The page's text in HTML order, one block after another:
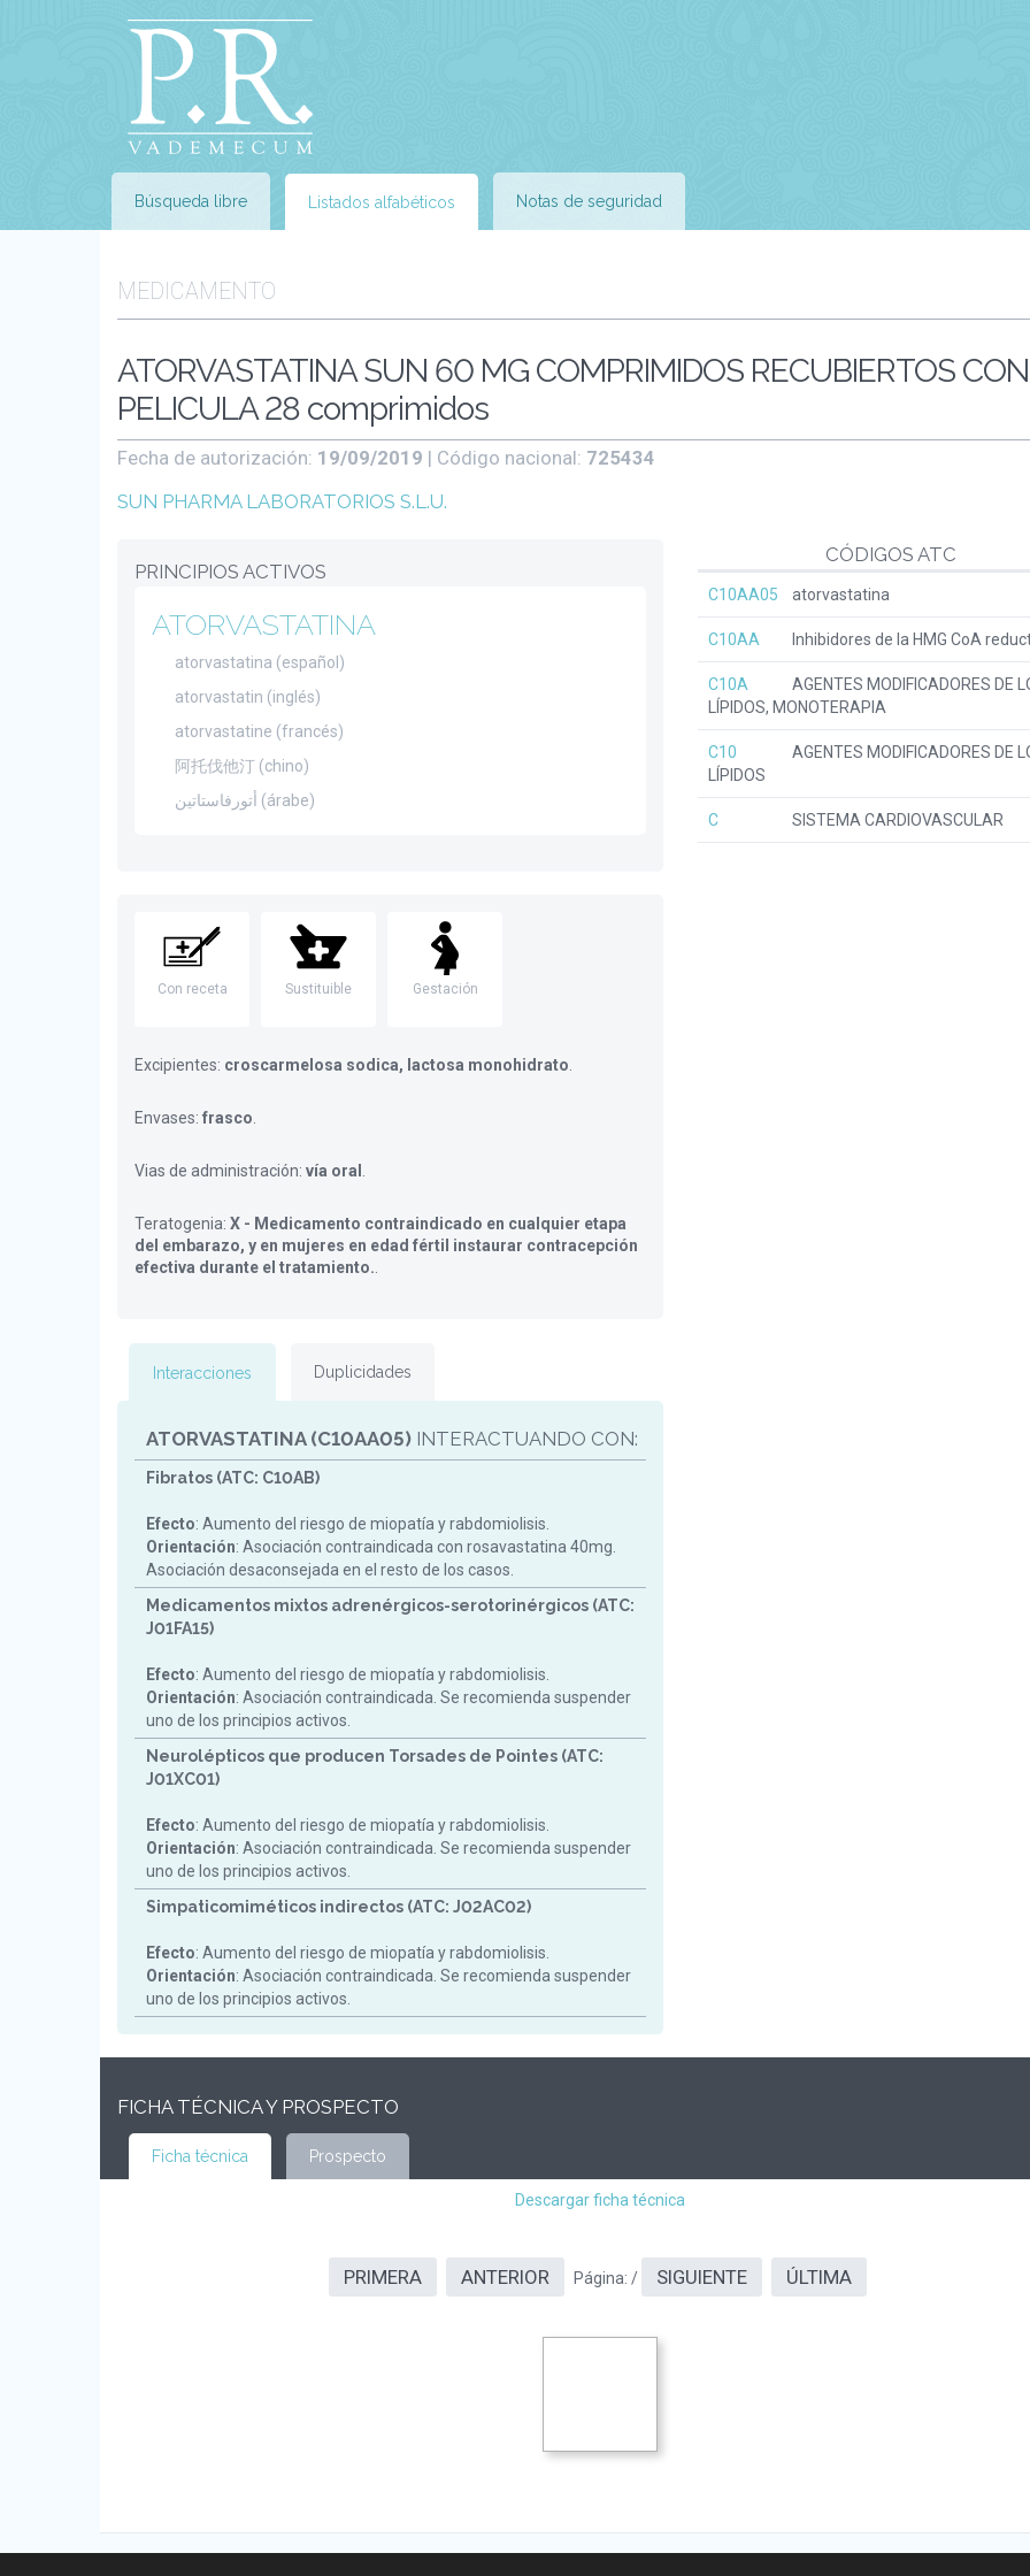
Búsqueda libre Listados alfabéticos Notas de seguridad
MEDICAMENTO
ATORVASTATINA SUN 60 MG COMPRIMIDOS RECUBIERTOS CON
PELICULA 28 comprimidos
Fecha de autorización: 19/09/2019 | Código nacional: 725434
SUN PHARMA LABORATORIOS S.L.U.
CÓDIGOS ATC
C10AA05 atorvastatina
C10AA Inhibidores de la HMG CoA
C10A
AGENTES MODIFICADORES DE
LÍPIDOS, MONOTERAPIA
C10
AGENTES MODIFICADORES DE
LÍPIDOS
C SISTEMA CARDIOVASCULAR
PRINCIPIOS ACTIVOS
ATORVASTATINA
atorvastatina (español)
atorvastatin (inglés)
atorvastatine (francés)
阿托伐他汀 (chino)
أتورفاستاتين (árabe)
Con receta Sustituible Gestación
Excipientes: croscarmelosa sodica, lactosa monohidrato
Envases: frasco
Vias de administración: vía oral
Teratogenia: X - Medicamento contraindicado en cualquier etapa
del embarazo, y en mujeres en edad fértil instaurar contracepción
efectiva durante el tratamiento.
Interacciones Duplicidades
ATORVASTATINA (C10AA05) INTERACTUANDO CON:
Fibratos (ATC: C10AB)
Efecto: Aumento del riesgo de miopatía y rabdomiolisis.
Orientación: Asociación contraindicada con rosavastatina 40mg.
Asociación desaconsejada en el resto de los casos.
Medicamentos mixtos adrenérgicos-serotorinérgicos (ATC:
J01FA15)
Efecto: Aumento del riesgo de miopatía y rabdomiolisis.
Orientación: Asociación contraindicada. Se recomienda suspender
uno de los principios activos.
Neurolépticos que producen Torsades de Pointes (ATC:
J01XC01)
Efecto: Aumento del riesgo de miopatía y rabdomiolisis.
Orientación: Asociación contraindicada. Se recomienda suspender
uno de los principios activos.
Simpaticomiméticos indirectos (ATC: J02AC02)
Efecto: Aumento del riesgo de miopatía y rabdomiolisis.
Orientación: Asociación contraindicada. Se recomienda suspender
uno de los principios activos.
FICHA TÉCNICA Y PROSPECTO
Ficha técnica Prospecto
Descargar ficha técnica
PRIMERA ANTERIOR Página: / SIGUIENTE ÚLTIMA